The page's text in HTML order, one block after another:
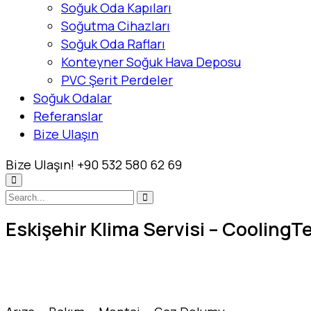
Soğuk Oda Kapıları
Soğutma Cihazları
Soğuk Oda Rafları
Konteyner Soğuk Hava Deposu
PVC Şerit Perdeler
Soğuk Odalar
Referanslar
Bize Ulaşın
Bize Ulaşın! +90 532 580 62 69
Eskişehir Klima Servisi –